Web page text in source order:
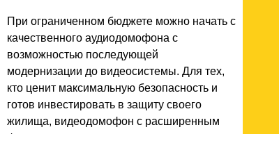
При ограниченном бюджете можно начать с
качественного аудиодомофона с
возможностью последующей
модернизации до видеосистемы. Для тех,
кто ценит максимальную безопасность и
готов инвестировать в защиту своего
жилища, видеодомофон с расширенным
функционалом — однозначно